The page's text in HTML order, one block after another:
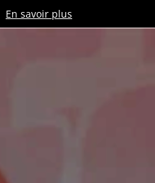
En savoir plus